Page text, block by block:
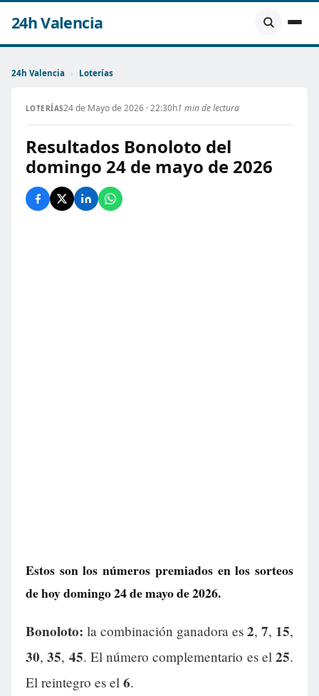
24h Valencia
24h Valencia › Loterías
LOTERÍAS24 de Mayo de 2026 · 22:30h1 min de lectura
Resultados Bonoloto del
domingo 24 de mayo de 2026
Estos son los números premiados en los sorteos
de hoy domingo 24 de mayo de 2026.
Bonoloto: la combinación ganadora es 2, 7, 15,
30,35, 45. El número complementario es el 25.
El reintegro es el 6.